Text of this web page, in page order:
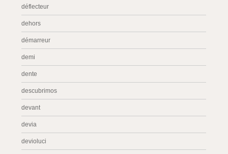
déflecteur
dehors
démarreur
demi
dente
descubrimos
devant
devia
devioluci